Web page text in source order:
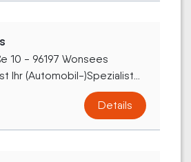
10 - 96197 Wonsees
Ihr (Automobil-)Spezialist...
Details